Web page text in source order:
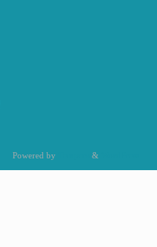
Powered by &